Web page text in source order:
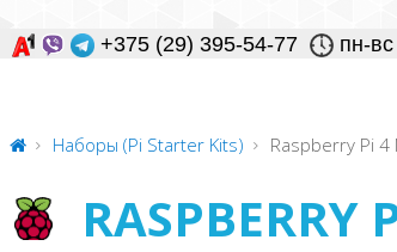
+375 (29) 395-54-77 пн-
Наборы (Pi Starter Kits) Raspberry Pi 4
RASPBERRY